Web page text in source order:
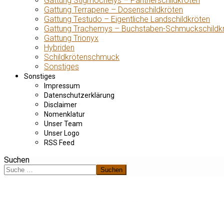
Gattung Terrapene – Dosenschildkröten
Gattung Testudo – Eigentliche Landschildkröten
Gattung Trachemys – Buchstaben-
Gattung Trionyx
Hybriden
Schildkrötenschmuck
Sonstiges
Sonstiges
Impressum
Datenschutzerklärung
Disclaimer
Nomenklatur
Unser Team
Unser Logo
RSS Feed
Suchen
Suchen